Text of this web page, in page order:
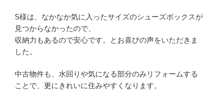
S様は、なかなか気に入ったサイズのシューズボックスが
見つからなかったので、
収納力もあるので安心です。とお喜びの声をいただきま
した。
中古物件も、水回りや気になる部分のみリフォームする
ことで、更にきれいに住みやすくなります。